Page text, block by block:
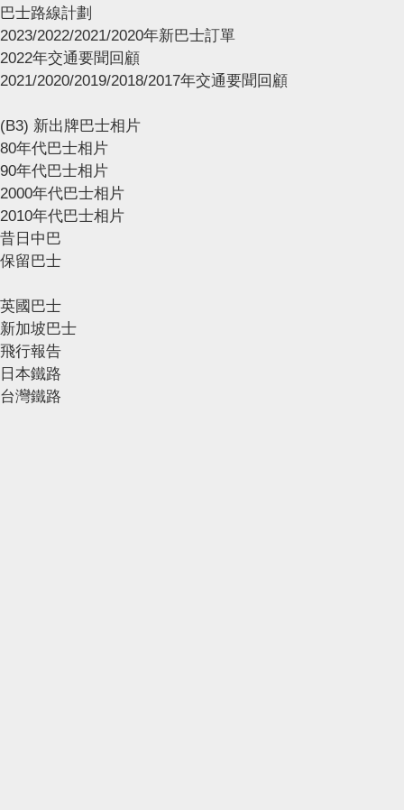
巴士路線計劃
2023/2022/2021/2020年新巴士訂單
2022年交通要聞回顧
2021/2020/2019/2018/2017年交通要聞回顧
(B3) 新出牌巴士相片
80年代巴士相片
90年代巴士相片
2000年代巴士相片
2010年代巴士相片
昔日中巴
保留巴士
英國巴士
新加坡巴士
飛行報告
日本鐵路
台灣鐵路